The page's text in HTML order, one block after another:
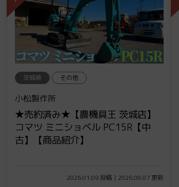
茨城県 その他
小松製作所
★売約済み★【農機具王 茨城店】
コマツ ミニショベル PC15R【中
古】【商品紹介】
2026.01.09 投稿 | 2026.08.07 更新